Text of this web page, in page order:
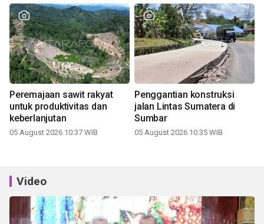
Peremajaan sawit rakyat
untuk produktivitas dan
keberlanjutan
05 August 2026 10:37 WIB
Penggantian konstruksi
jalan Lintas Sumatera di
Sumbar
05 August 2026 10:35 WIB
Video